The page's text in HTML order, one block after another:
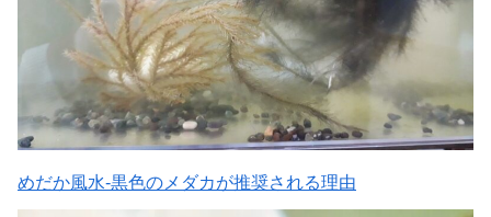
めだか風水-黒色のメダカが推奨される理由